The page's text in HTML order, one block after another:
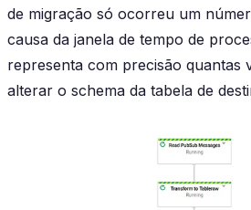
de migração só ocorreu um
causa da janela de tempo de
representa com precisão quantas
alterar o schema da tabela de